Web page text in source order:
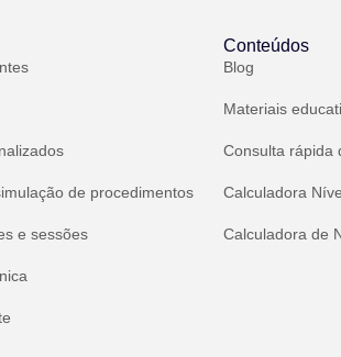
de procedimentos
e sessões
Conteúdos
Blog
Materiais
Consulta rápida
Calculadora
Calculadora de